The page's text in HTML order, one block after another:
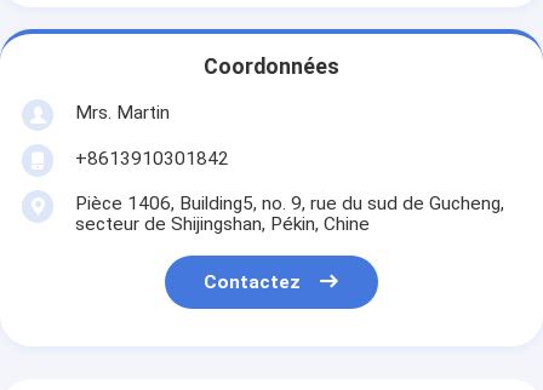
Coordonnées
Mrs. Martin
+8613910301842
Pièce 1406, Building5, no. 9, rue du sud de Gucheng,
secteur de Shijingshan, Pékin, Chine
Contactez